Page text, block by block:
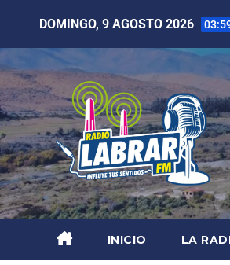
DOMINGO, 9 AGOSTO 2026
INICIO LA